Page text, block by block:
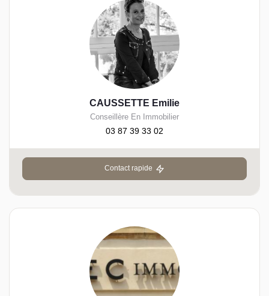
CAUSSETTE Emilie
Conseillère En Immobilier
03 87 39 33 02
Contact rapide